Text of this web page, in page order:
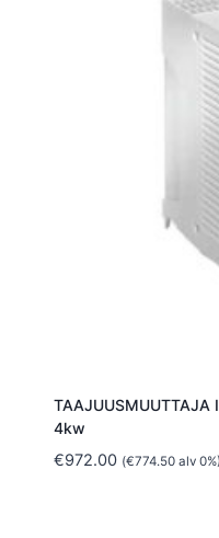
4kw
€972.00 (€774.50alv 0%)